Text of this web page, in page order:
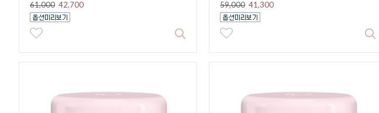
61,000 42,700 59,000 41,300